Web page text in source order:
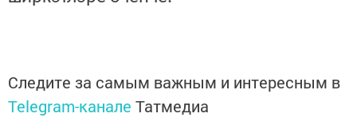
Следите за самым важным и интересным в
Telegram-канале Татмедиа